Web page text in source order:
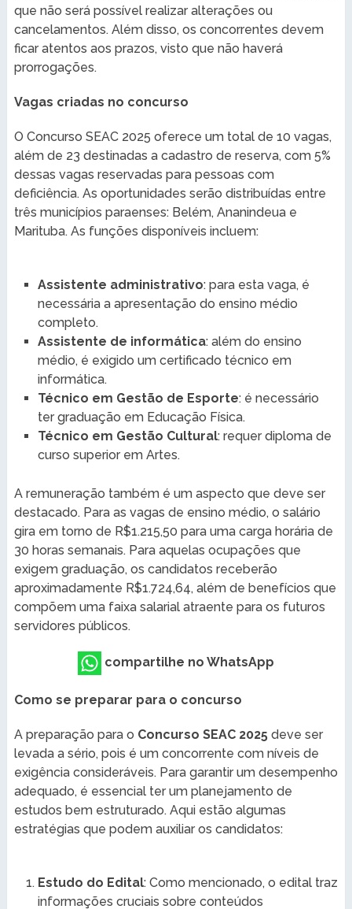
que não será possível realizar alterações ou
cancelamentos. Além disso, os concorrentes devem
ficar atentos aos prazos, visto que não haverá
prorrogações.
Vagas criadas no concurso
O Concurso SEAC 2025 oferece um total de 10 vagas,
além de 23 destinadas a cadastro de reserva, com 5%
dessas vagas reservadas para pessoas com
deficiência. As oportunidades serão distribuídas entre
três municípios paraenses: Belém, Ananindeua e
Marituba. As funções disponíveis incluem:
Assistente administrativo: para esta vaga, é
necessária a apresentação do ensino médio
completo.
Assistente de informática: além do ensino
médio, é exigido um certificado técnico em
informática.
Técnico em Gestão de Esporte: é necessário
ter graduação em Educação Física.
Técnico em Gestão Cultural: requer diploma de
curso superior em Artes.
A remuneração também é um aspecto que deve ser
destacado. Para as vagas de ensino médio, o salário
gira em torno de R$1.215,50 para uma carga horária de
30 horas semanais. Para aquelas ocupações que
exigem graduação, os candidatos receberão
aproximadamente R$1.724,64, além de benefícios que
compõem uma faixa salarial atraente para os futuros
servidores públicos.
compartilhe no WhatsApp
Como se preparar para o concurso
A preparação para o Concurso SEAC 2025deve ser
levada a sério, pois é um concorrente com níveis de
exigência consideráveis. Para garantir um desempenho
adequado, é essencial ter um planejamento de
estudos bem estruturado. Aqui estão algumas
estratégias que podem auxiliar os candidatos:
Estudo do Edital: Como mencionado, o edital traz
informações cruciais sobre conteúdos